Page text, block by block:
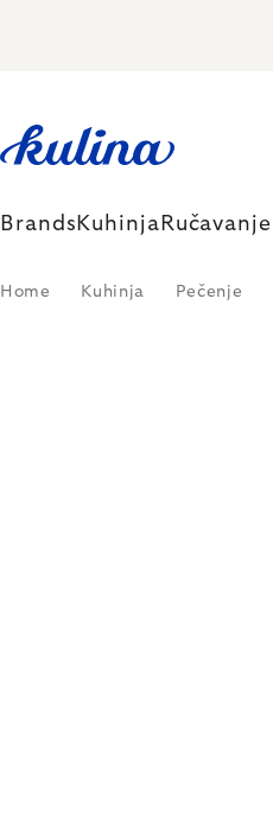
Brands Kuhinja Ručavanje
Home Kuhinja Pečenje